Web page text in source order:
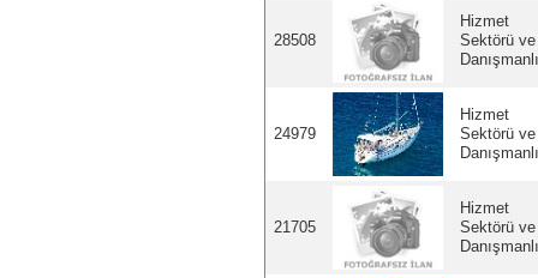
28508
Hizmet
Sektörü ve
24979
Hizmet
Sektörü ve
21705
Hizmet
Sektörü ve